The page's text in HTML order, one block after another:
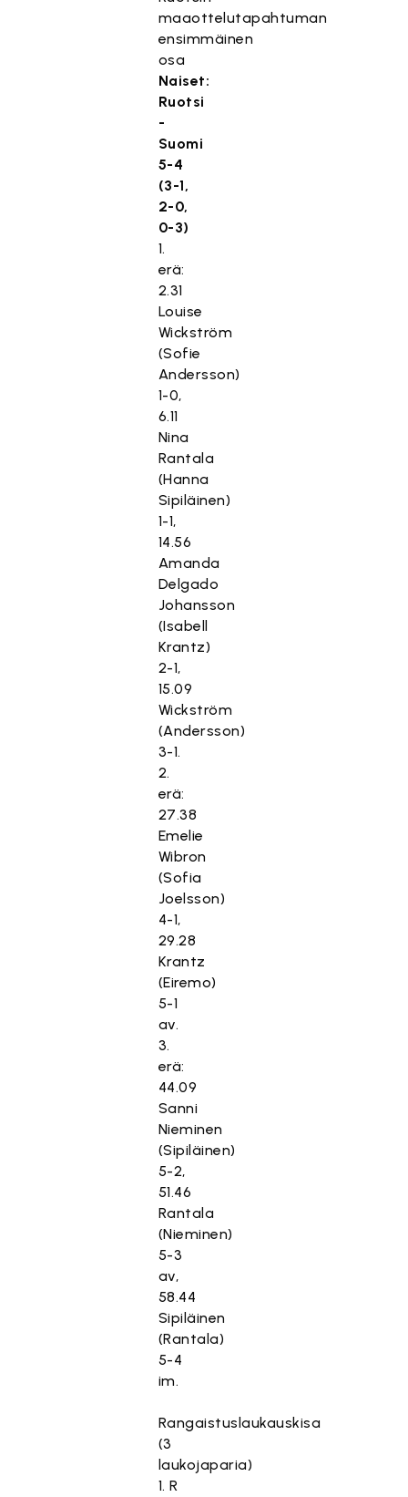
maaottelutapahtuman
ensimmäinen
osa
Naiset:
Ruotsi
-
Suomi
5-4
(3-1,
2-0,
0-3)
1.
erä:
2.31
Louise
Wickström
(Sofie
Andersson)
1-0,
6.11
Nina
Rantala
(Hanna
Sipiläinen)
1-1,
14.56
Amanda
Delgado
Johansson
(Isabell
Krantz)
2-1,
15.09
Wickström
(Andersson)
3-1.
2.
erä:
27.38
Emelie
Wibron
(Sofia
Joelsson)
4-1,
29.28
Krantz
(Eiremo)
5-1
av.
3.
erä:
44.09
Sanni
Nieminen
(Sipiläinen)
5-2,
51.46
Rantala
(Nieminen)
5-3
av,
58.44
Sipiläinen
(Rantala)
5-4
im.
Rangaistuslaukauskisa
(3
laukojaparia)
1. R